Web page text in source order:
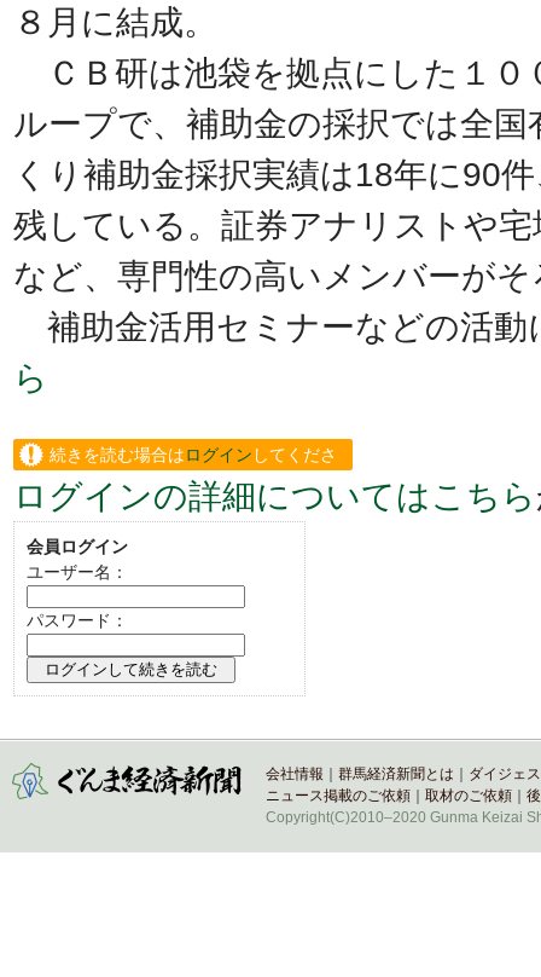
８月に結成。
ＣＢ研は池袋を拠点にした１０
ループで、補助金の採択では全
くり補助金採択実績は18年に90
残している。証券アナリストや
など、専門性の高いメンバーが
補助金活用セミナーなどの活動
ら
続きを読む場合はログイン してくださ
い。
ログインの詳細についてはこちら
会員ログイン
ユーザー名：
パスワード：
会社情報 群馬経済新聞とは
ダイジェ
ニュース掲載のご依頼
取材のご依頼
Copyright(C)2010–2020 Gunma Keizai